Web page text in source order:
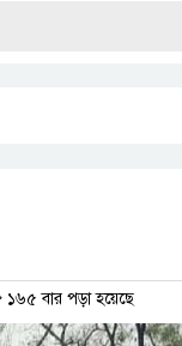
১৬৫ বার পড়া হয়েছে